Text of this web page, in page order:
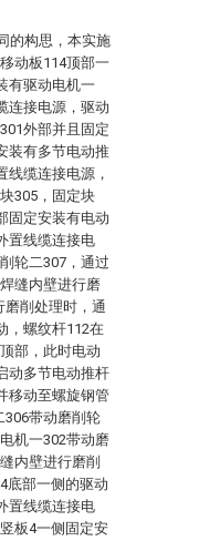
的构思，本实施
动板114顶部一
有驱动电机一
连接电源，驱动
外部并且固定
装有多节电动推
线缆连接电源，
305，固定块
固定安装有电动
置线缆连接电
轮二307，通过
缝内壁进行磨
磨削处理时，通
，螺纹杆112在
部，此时电动
动多节电动推杆
移动至螺旋钢管
306带动磨削轮
机一302带动磨
内壁进行磨削
底部一侧的驱动
置线缆连接电
板4一侧固定安